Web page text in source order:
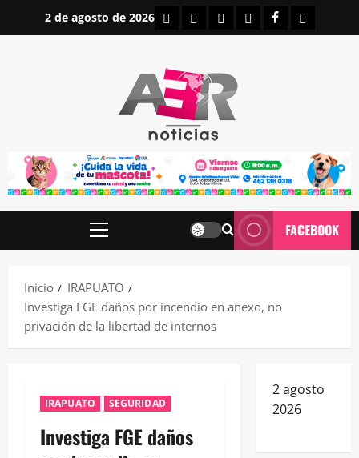
2 de agosto de 2026 INICIOIRAPUATO
ESTATALES
NACIONALES
FACEBOOK
Menú
FACEBOOK
Inicio
IRAPUATO
Investiga FGE daños por incendio en anexo, no
privación de la libertad de internos
IRAPUATO SEGURIDAD
Investiga FGE daños
2 agosto
2026